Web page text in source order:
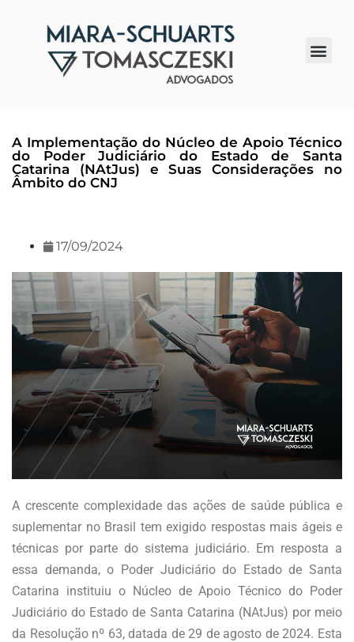
A Implementação do Núcleo de Apoio Técnico
do Poder Judiciário do Estado de Santa
Catarina (NAtJus) e Suas Considerações no
Âmbito do CNJ
17/09/2024
A crescente complexidade das ações de saúde pública e
suplementar no Brasil tem exigido respostas mais ágeis e
técnicas por parte do sistema judiciário. Em resposta a
essa demanda, o Poder Judiciário do Estado de Santa
Catarina instituiu o Núcleo de Apoio Técnico do Poder
Judiciário do Estado de Santa Catarina (NAtJus) por meio
da Resolução nº 63, datada de 29 de agosto de 2024. Esta